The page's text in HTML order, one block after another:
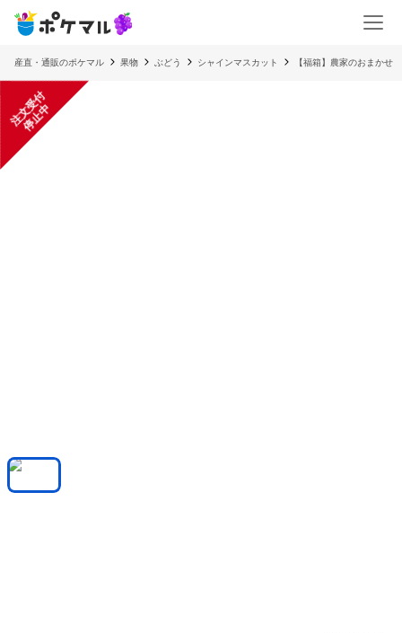
産直・通販のポケマル 果物 ぶどう シャインマスカット 【福箱】農家のおまか
注
文
受
付
停
止
中